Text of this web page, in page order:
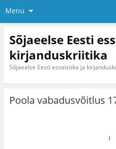
Menu
Sõjaeelse Eesti
kirjanduskriitika
Sõjaeelse Eesti esseistika ja
Poola vabadusvõitlus
I